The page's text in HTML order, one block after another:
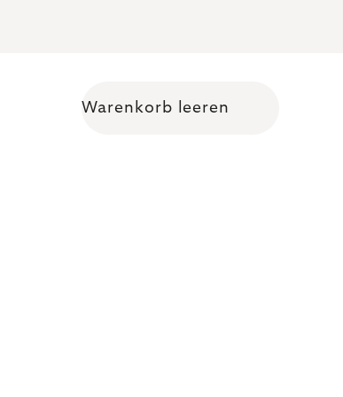
Warenkorb leeren